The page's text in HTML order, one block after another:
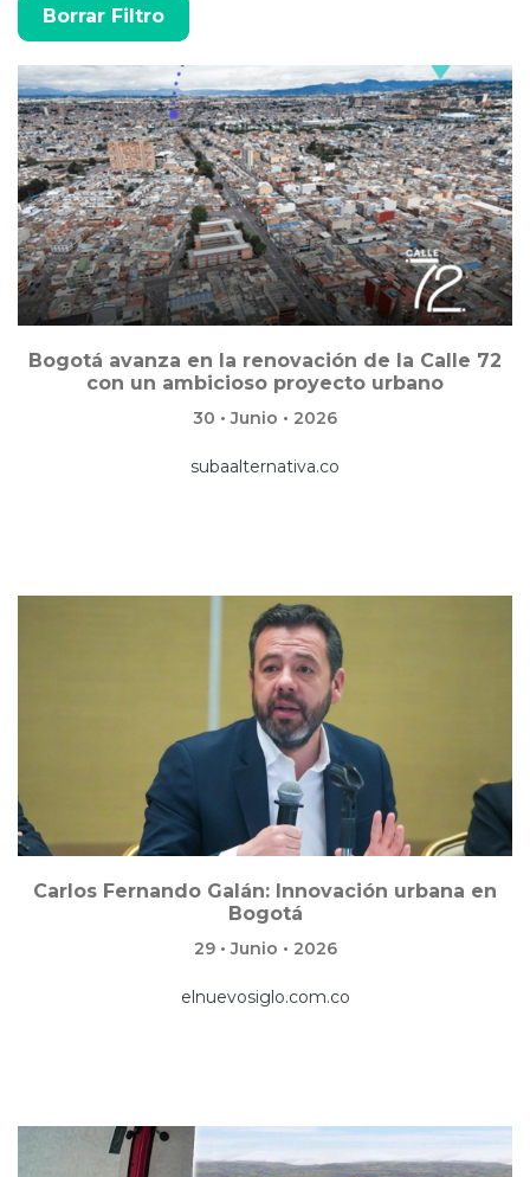
Bogotá avanza en la renovación de la Calle 72
con un ambicioso proyecto urbano
30 • Junio • 2026
subaalternativa.co
Carlos Fernando Galán: Innovación urbana en
Bogotá
29 • Junio • 2026
elnuevosiglo.com.co